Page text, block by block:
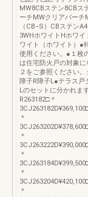
MW8CBステン8CBス
ーチMWクリアバーチ
（CB−S）CBステン
3WHホワイトHホワ
ワイト（ホワイト）●
使用ください。●１枚
は住宅防火戸の対象
２をご参照ください
障子R障子L●テラス戸
Lのセットに分かれま
R263182□＊
＊
＊
＊
＊
＊